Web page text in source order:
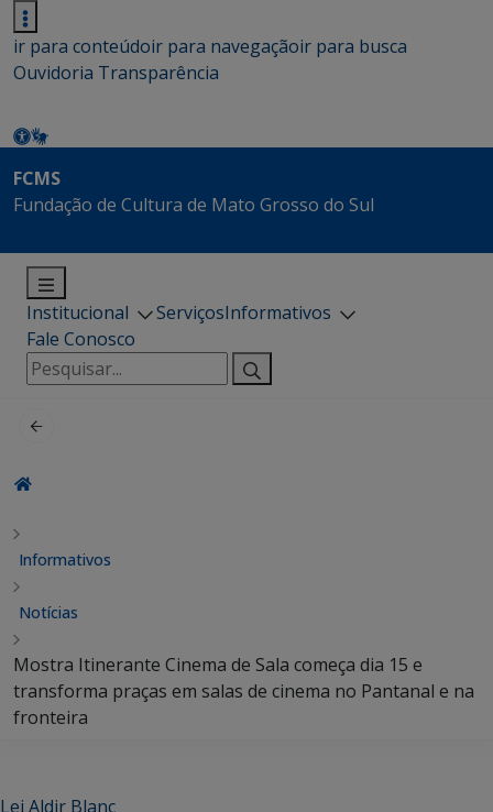
ir para conteúdoir para navegaçãoir para busca
Ouvidoria Transparência
FCMS
Fundação de Cultura de Mato Grosso do Sul
Institucional ServiçosInformativos
Fale Conosco
Pesquisar
por:
Informativos
Notícias
Mostra Itinerante Cinema de Sala começa dia 15 e
transforma praças em salas de cinema no Pantanal e na
fronteira
Lei Aldir Blanc